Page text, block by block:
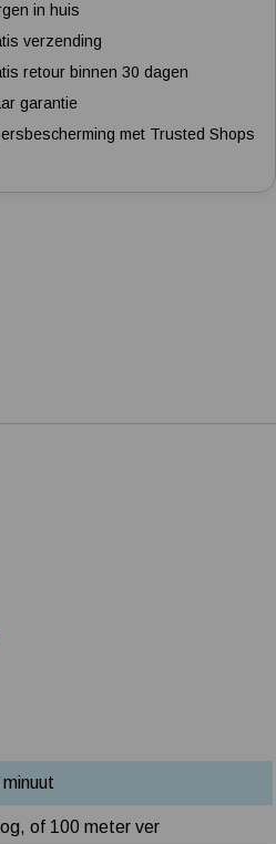
beregenings-/hydrofoorpomp
snel af en/of aan
in huis
verzending
retour binnen 30 dagen
garantie
met Trusted Shops
of 100 meter ver